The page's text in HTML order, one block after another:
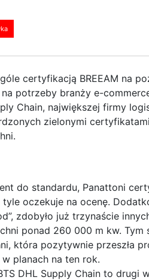
certyfikacją BREEAM na
potrzeby branży e-
Chain, największej firmy
zielonymi
do standardu, Panattoni
oczekuje na ocenę.
zdobyło już trzynaście
ponad 260 000 m kw. Tym
która pozytywnie przeszła
planach na ten rok.
DHL Supply Chain to drugi